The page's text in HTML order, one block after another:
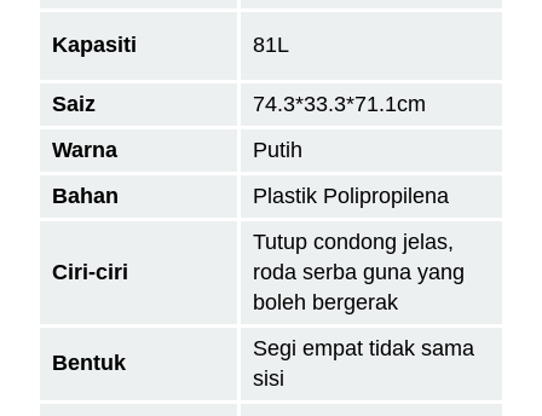
Kapasiti 81L
Saiz
74.3*33.3*71.1cm
Warna
Putih
Bahan
Plastik Polipropilena
Ciri-ciri
Tutup condong jelas,
roda serba guna yang
boleh bergerak
Bentuk
Segi empat tidak sama
sisi